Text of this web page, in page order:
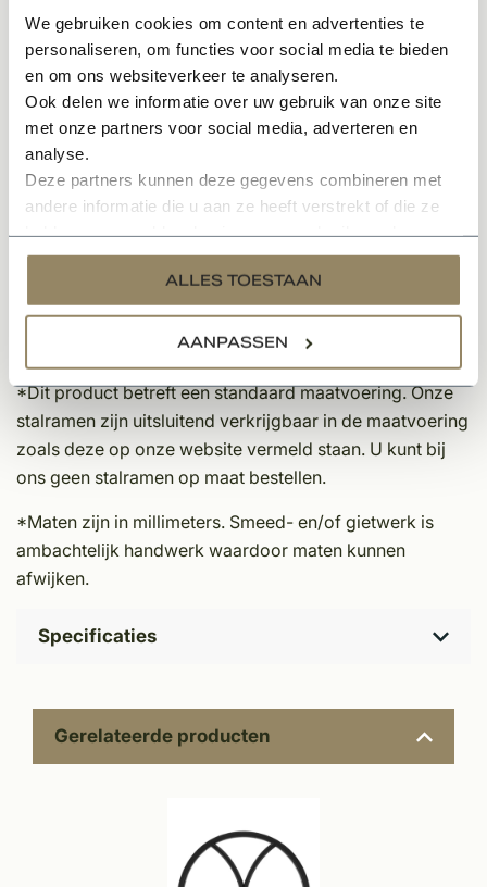
We gebruiken cookies om content en advertenties te
personaliseren, om functies voor social media te bieden
en om ons websiteverkeer te analyseren.
Ook delen we informatie over uw gebruik van onze site
met onze partners voor social media, adverteren en
analyse.
Deze partners kunnen deze gegevens combineren met
andere informatie die u aan ze heeft verstrekt of die ze
services.
ALLES TOESTAAN
AANPASSEN
Afgewerkt met overschilderbare kit
Gestraald en geschopeerd gietijzer
Kleurkeuzes zwart 9005 of wit 9010 mogelijk bij
behandeling 2
Maatvoering:
Totale framedikte: 25mm
Hoogte: 350mm
Profieldiepte achterzijde: 13mm
Profielbreedte: 30mm
Maatwerk is niet mogelijk
*Dit product betreft een standaard maatvoering. Onze
stalramen zijn uitsluitend verkrijgbaar in de maatvoering
zoals deze op onze website vermeld staan. U kunt bij
ons geen stalramen op maat bestellen.
*Maten zijn in millimeters. Smeed- en/of gietwerk is
ambachtelijk handwerk waardoor maten kunnen
afwijken.
Specificaties
Gerelateerde producten